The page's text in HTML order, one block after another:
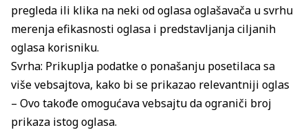
pregleda ili klika na neki od oglasa oglašavača u svrhu
merenja efikasnosti oglasa i predstavljanja ciljanih
oglasa korisniku.
Svrha: Prikuplja podatke o ponašanju posetilaca sa
više vebsajtova, kako bi se prikazao relevantniji oglas
– Ovo takođe omogućava vebsajtu da ograniči broj
prikaza istog oglasa.